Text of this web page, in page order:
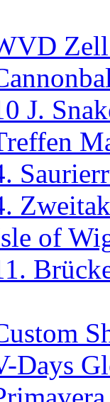
Zell
J.
of
Days